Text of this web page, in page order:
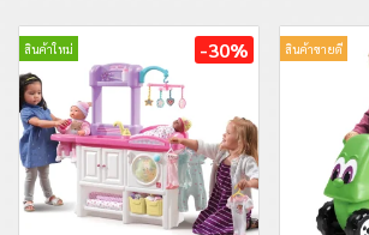
สินค้าใหม่ -30% สินค้าขายดี